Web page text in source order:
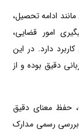
ادامه تحصیل،
امور قضایی،
دارد. در این
دقیق بوده و از
حفظ معنای دقیق
رسمی مدارک